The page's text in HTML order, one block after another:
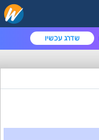
שדרג עכשיו